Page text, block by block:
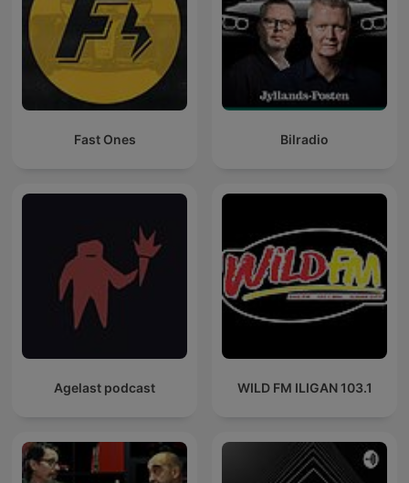
Fast Ones Bilradio
Agelast podcast WILD FM ILIGAN 103.1